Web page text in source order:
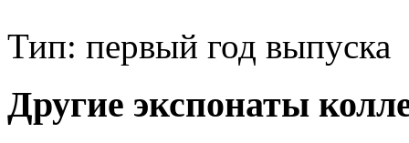
Тип: первый год выпуска
Другие экспонаты